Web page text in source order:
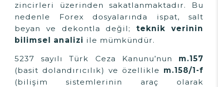
zincirleri üzerinden sakatlanmaktadır. Bu
nedenle Forex dosyalarında ispat, salt
beyan ve dekontla değil;teknik verinin
bilimsel analizi ile mümkündür.
5237 sayılı Türk Ceza Kanunu’nun m.157
(basit dolandırıcılık) ve özellikle m.158/1-f
(bilişim sistemlerinin araç olarak